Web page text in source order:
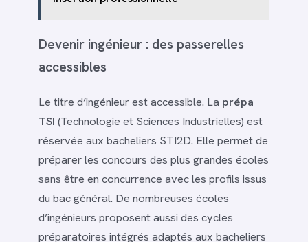
Devenir ingénieur : des passerelles
accessibles
Le titre d’ingénieur est accessible. La prépa
TSI (Technologie et Sciences Industrielles) est
réservée aux bacheliers STI2D. Elle permet de
préparer les concours des plus grandes écoles
sans être en concurrence avec les profils issus
du bac général. De nombreuses écoles
d’ingénieurs proposent aussi des cycles
préparatoires intégrés adaptés aux bacheliers